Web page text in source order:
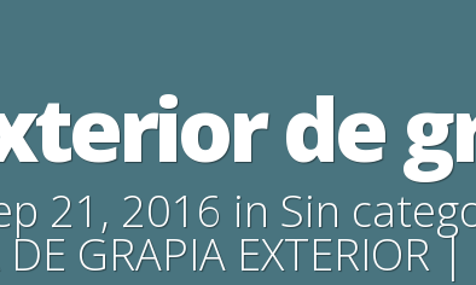
de
21, 2016 in Sin
GRAPIA EXTERIOR|